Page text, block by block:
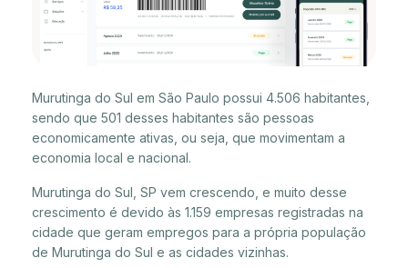
Murutinga do Sul em São Paulo possui 4.506 habitantes,
sendo que 501 desses habitantes são pessoas
economicamente ativas, ou seja, que movimentam a
economia local e nacional.
Murutinga do Sul, SP vem crescendo, e muito desse
crescimento é devido às 1.159 empresas registradas na
cidade que geram empregos para a própria população
de Murutinga do Sul e as cidades vizinhas.